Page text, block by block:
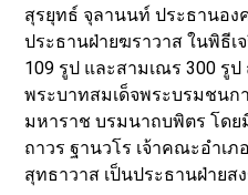
สุรยุทธ์ จุลานนท์ ประธานอง
ประธานฝ่ายฆราวาส ในพิธี
109 รูป และสามเณร 300 รู
พระบาทสมเด็จพระบรมชนก
มหาราช บรมนาถบพิตร โด
ถาวร ฐานวโร เจ้าคณะอำเภ
สุทธาวาส เป็นประธานฝ่ายส